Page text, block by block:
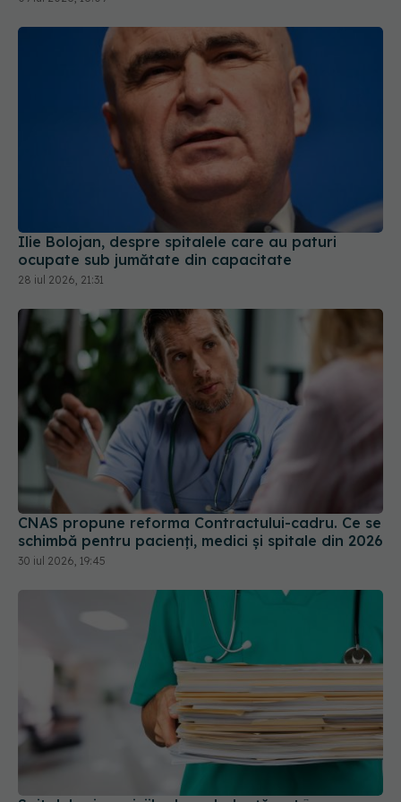
Ilie Bolojan, despre spitalele care au paturi
ocupate sub jumătate din capacitate
28 iul 2026, 21:31
CNAS propune reforma Contractului-cadru. Ce se
schimbă pentru pacienți, medici și spitale din 2026
30 iul 2026, 19:45
Spitalele și serviciile de ambulanță pot începe
angajările. Guvernul a dat undă verde